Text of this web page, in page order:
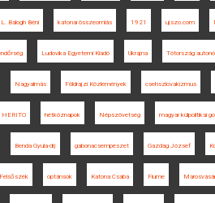
L. Balogh Béni katonai összeomlás 1921 ujszo.com
Ludovika Egyetemi Kiadó Ukrajna Tótország
Nagyalmás Földrajzi Közlemények csehszlovakizmus
HERITO hétköznapok Népszövetség magyar külpolitikai
Benda Gyula-díj gabonacsempészet Gazdag József
Felsőszék optánsok Katona Csaba Fiume